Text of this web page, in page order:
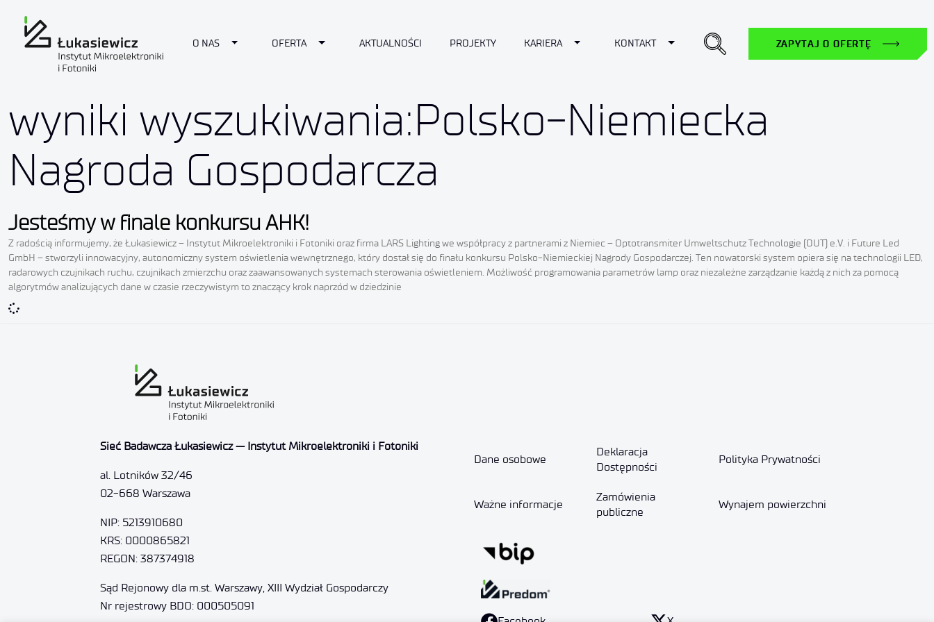
O NAS Toggle Dropdown
OFERTA Toggle Dropdown
AKTUALNOŚCI PROJEKTY KARIERA Toggle Dropdown
KONTAKT Toggle Dropdown ZAPYTAJ O OFERTĘ
wyniki wyszukiwania:Polsko-Niemiecka
Nagroda Gospodarcza
Jesteśmy w finale konkursu AHK!
Z radością informujemy, że Łukasiewicz – Instytut Mikroelektroniki i Fotoniki oraz firma LARS Lighting we współpracy z partnerami z Niemiec – Optotransmiter Umweltschutz Technologie (OUT) e.V. i Future Led
GmbH – stworzyli innowacyjny, autonomiczny system oświetlenia wewnętrznego, który dostał się do finału konkursu Polsko-Niemieckiej Nagrody Gospodarczej. Ten nowatorski system opiera się na technologii LED,
radarowych czujnikach ruchu, czujnikach zmierzchu oraz zaawansowanych systemach sterowania oświetleniem. Możliwość programowania parametrów lamp oraz niezależne zarządzanie każdą z nich za pomocą
algorytmów analizujących dane w czasie rzeczywistym to znaczący krok naprzód w dziedzinie
Sieć Badawcza Łukasiewicz — Instytut Mikroelektroniki i Fotoniki
al. Lotników 32/46
02-668 Warszawa
NIP: 5213910680
KRS: 0000865821
REGON: 387374918
Sąd Rejonowy dla m.st. Warszawy, XIII Wydział Gospodarczy
Nr rejestrowy BDO: 000505091
Dane osobowe
Deklaracja
Dostępności
Polityka Prywatności
Ważne informacje
Zamówienia
publiczne
Wynajem powierzchni